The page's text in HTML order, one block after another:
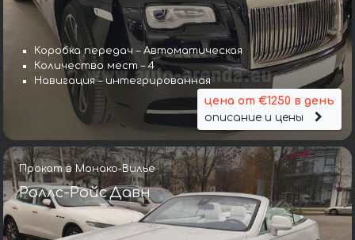
Коробка передач – Автоматическая
Количество мест – 4
Навигация – интегрированная
цена от €1250 в день
описание и цены
Прокат в Монако-Вилье
Роллс-Ройс Давн